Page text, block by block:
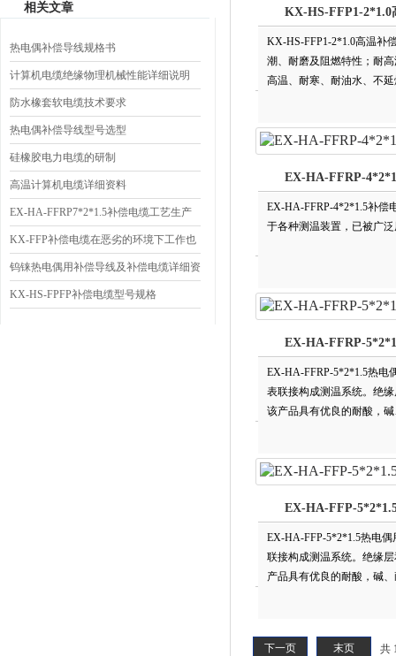
相关文章
热电偶补偿导线规格书
计算机电缆绝缘物理机械性能详细说明
防水橡套软电缆技术要求
热电偶补偿导线型号选型
硅橡胶电力电缆的研制
高温计算机电缆详细资料
EX-HA-FFRP7*2*1.5补偿电缆工艺生产
KX-FFP补偿电缆在恶劣的环境下工作也
是没问题的
钨铼热电偶用补偿导线及补偿电缆详细资
料
KX-HS-FPFP补偿电缆型号规格
KX-HS-FFP1-2*1.0
KX-HS-FFP1-2*1.0高温补
潮、耐磨及阻燃特性
高温、耐寒、耐油水
EX-HA-FFRP-
EX-HA-FFRP-4*2*1.5补偿
于各种测温装置，已被广泛用
EX-HA-FFRP-
EX-HA-FFRP-5*2*1.5热电
表联接构成测温系统。绝
该产品具有优良的耐酸，碱
EX-HA-FFP-
EX-HA-FFP-5*2*1.5热电偶
联接构成测温系统。绝缘
产品具有优良的耐酸，碱
共
下一页 末页